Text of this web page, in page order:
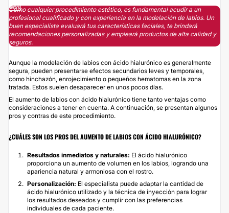
Como cualquier procedimiento estético, es fundamental acudir a un
profesional cualificado y con experiencia en la modelación de labios. Un
buen especialista evaluará tus características faciales, te brindará
recomendaciones personalizadas y empleará productos de alta calidad y
seguros.
Aunque la modelación de labios con ácido hialurónico es generalmente
segura, pueden presentarse efectos secundarios leves y temporales,
como hinchazón, enrojecimiento o pequeños hematomas en la zona
tratada. Estos suelen desaparecer en unos pocos días.
El aumento de labios con ácido hialurónico tiene tanto ventajas como
consideraciones a tener en cuenta. A continuación, se presentan algunos
pros y contras de este procedimiento.
¿CUÁLES SON LOS PROS DEL AUMENTO DE LABIOS CON ÁCIDO HIALURÓNICO?
Resultados inmediatos y naturales: El ácido hialurónico
proporciona un aumento de volumen en los labios, logrando una
apariencia natural y armoniosa con el rostro.
Personalización: El especialista puede adaptar la cantidad de
ácido hialurónico utilizado y la técnica de inyección para lograr
los resultados deseados y cumplir con las preferencias
individuales de cada paciente.